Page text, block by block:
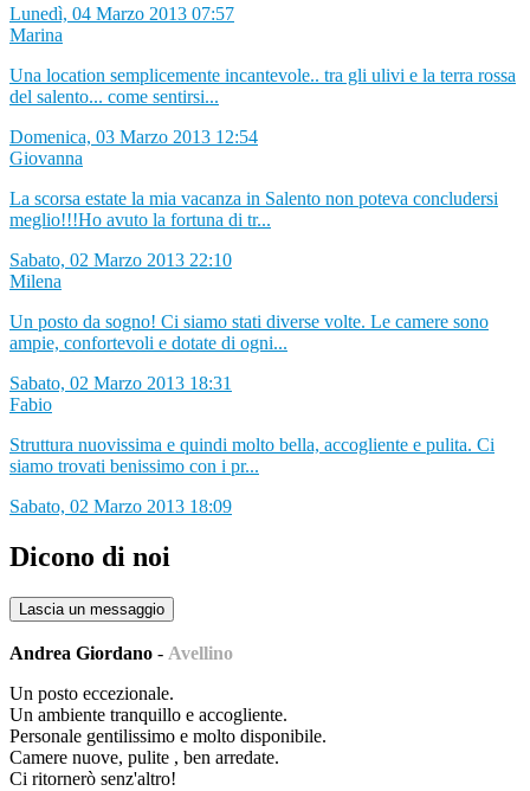
Lunedì, 04 Marzo 2013 07:57
Marina
Una location semplicemente incantevole.. tra gli ulivi e la terra rossa
del salento... come sentirsi...
Domenica, 03 Marzo 2013 12:54
Giovanna
La scorsa estate la mia vacanza in Salento non poteva concludersi
meglio!!!Ho avuto la fortuna di tr...
Sabato, 02 Marzo 2013 22:10
Milena
Un posto da sogno! Ci siamo stati diverse volte. Le camere sono
ampie, confortevoli e dotate di ogni...
Sabato, 02 Marzo 2013 18:31
Fabio
Struttura nuovissima e quindi molto bella, accogliente e pulita. Ci
siamo trovati benissimo con i pr...
Sabato, 02 Marzo 2013 18:09
Dicono di noi
Lascia un messaggio
Andrea Giordano - Avellino
Un posto eccezionale.
Un ambiente tranquillo e accogliente.
Personale gentilissimo e molto disponibile.
Camere nuove, pulite , ben arredate.
Ci ritornerò senz'altro!